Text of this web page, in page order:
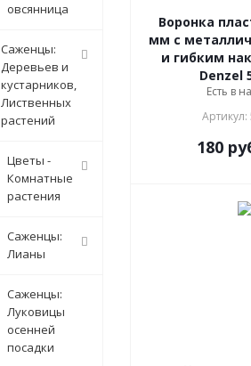
Воронка
мм с
и гибким
Denzel
Есть в
Артикул:
180
овсянница
Саженцы:
Деревьев и
кустарников,
Лиственных
растений
Цветы -
Комнатные
растения
Саженцы:
Лианы
Саженцы:
Луковицы
осенней
посадки